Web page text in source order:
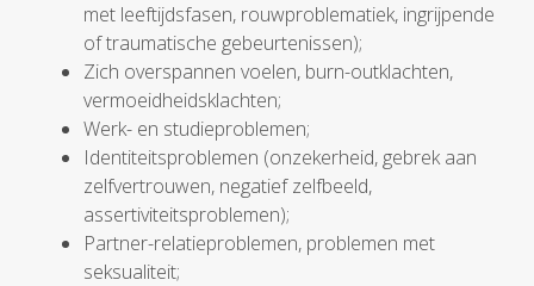
met leeftijdsfasen, rouwproblematiek, ingrijpende
of traumatische gebeurtenissen);
Zich overspannen voelen, burn-outklachten,
vermoeidheidsklachten;
Werk- en studieproblemen;
Identiteitsproblemen (onzekerheid, gebrek aan
zelfvertrouwen, negatief zelfbeeld,
assertiviteitsproblemen);
Partner-relatieproblemen, problemen met
seksualiteit;